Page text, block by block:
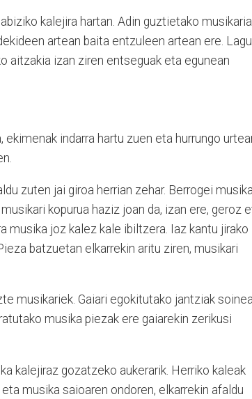
kalejira hartan. Adin guztietako
artean baita entzuleen artean ere.
aitzakia izan ziren entseguak eta egunean
indarra hartu zuen eta hurrungo
zuten jai giroa herrian zehar. Berrogei
kopurua haziz joan da, izan ere, geroz
musika joz kalez kale ibiltzera. Iaz kantu jirako
batzuetan elkarrekin aritu ziren, musikari
musikariek. Gaiari egokitutako jantziak
musika piezak ere gaiarekin zerikusi
kalejiraz gozatzeko aukerarik. Herriko kaleak
musika saioaren ondoren, elkarrekin afaldu